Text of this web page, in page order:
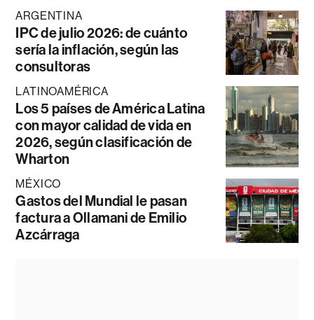
ARGENTINA
IPC de julio 2026: de cuánto
sería la inflación, según las
consultoras
LATINOAMÉRICA
Los 5 países de América Latina
con mayor calidad de vida en
2026, según clasificación de
Wharton
MÉXICO
Gastos del Mundial le pasan
factura a Ollamani de Emilio
Azcárraga